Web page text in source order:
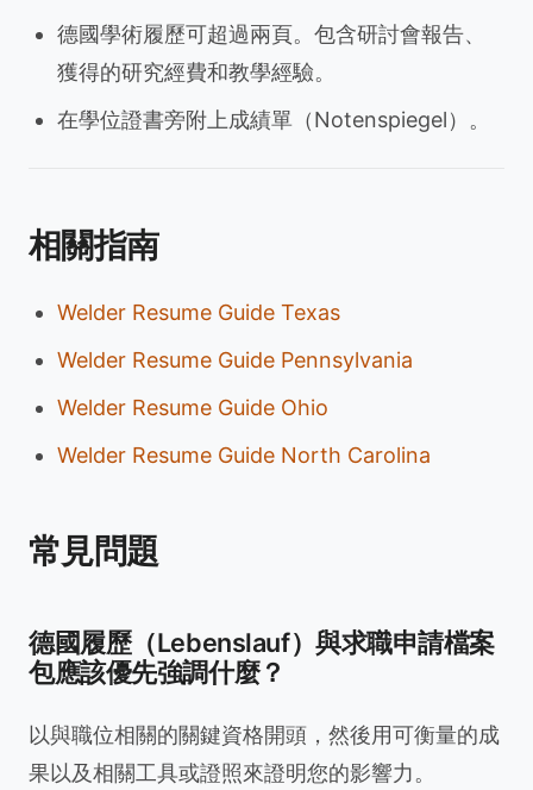
德國學術履歷可超過兩頁。包含研討會報告、
獲得的研究經費和教學經驗。
在學位證書旁附上成績單（Notenspiegel）。
相關指南
Welder Resume Guide Texas
Welder Resume Guide Pennsylvania
Welder Resume Guide Ohio
Welder Resume Guide North Carolina
常見問題
德國履歷（Lebenslauf）與求職申請檔案
包應該優先強調什麼？
以與職位相關的關鍵資格開頭，然後用可衡量的成
果以及相關工具或證照來證明您的影響力。